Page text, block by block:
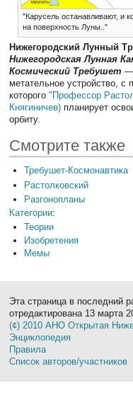
"Карусель останавливают, и
на поверхность Луны.."
Нижегородский Лунный
Нижегородская Лунная
Космический Требушет —
метательное устройство,
которого"Профессор
Княгиничев) планирует
орбиту.
Смотрите также
Требушет-Космонавтика
Растолковский
Разгонопланы
Категории:
Теории
Изобретения
Мемы
Эта страница в последний
отредактирована 13 марта
(¢) 2010 АНО Открытая
Энциклопедия
Правила
Список авторов/участников